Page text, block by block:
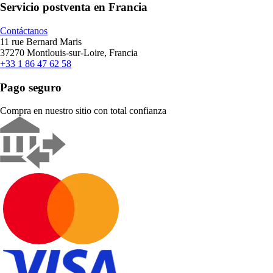
Servicio postventa en Francia
Contáctanos
11 rue Bernard Maris
37270 Montlouis-sur-Loire, Francia
+33 1 86 47 62 58
Pago seguro
Compra en nuestro sitio con total confianza